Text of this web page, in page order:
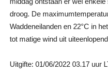
droog. De
Waddeneilanden en 22°C in
tot matige wind uit
Uitgifte: 01/06/2022 03.17 uur